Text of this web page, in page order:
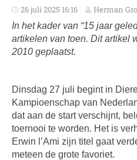
26 juli 2025 16:16 Herman
In het kader van “15 jaar
artikelen van toen. Dit artikel
2010 geplaatst.
Dinsdag 27 juli begint in
Kampioenschap van
dat aan de start verschijnt,
toernooi te worden. Het is
Erwin l’Ami zijn titel gaat
meteen de grote favoriet.